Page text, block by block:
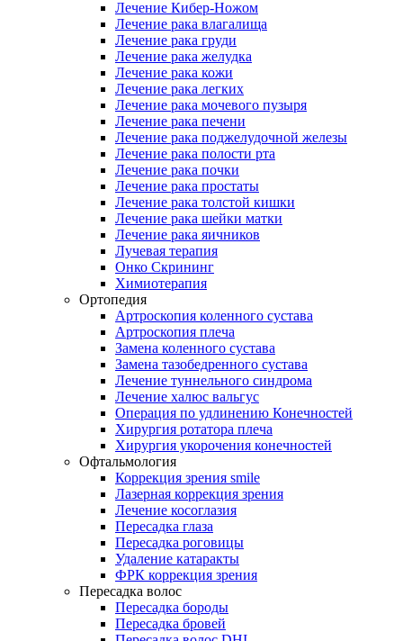
Лечение Кибер-Ножом
Лечение рака влагалища
Лечение рака груди
Лечение рака желудка
Лечение рака кожи
Лечение рака легких
Лечение рака мочевого пузыря
Лечение рака печени
Лечение рака поджелудочной железы
Лечение рака полости рта
Лечение рака почки
Лечение рака простаты
Лечение рака толстой кишки
Лечение рака шейки матки
Лечение рака яичников
Лучевая терапия
Онко Скрининг
Химиотерапия
Ортопедия
Артроскопия коленного сустава
Артроскопия плеча
Замена коленного сустава
Замена тазобедренного сустава
Лечение туннельного синдрома
Лечение халюс вальгус
Операция по удлинению Конечностей
Хирургия ротатора плеча
Хирургия укорочения конечностей
Офтальмология
Коррекция зрения smile
Лазерная коррекция зрения
Лечение косоглазия
Пересадка глаза
Пересадка роговицы
Удаление катаракты
ФРК коррекция зрения
Пересадка волос
Пересадка бороды
Пересадка бровей